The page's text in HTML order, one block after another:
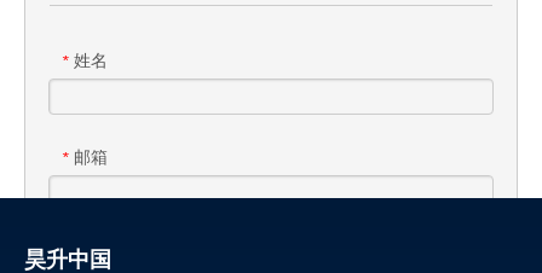
* 姓名
* 邮箱
公司名称
昊升中国